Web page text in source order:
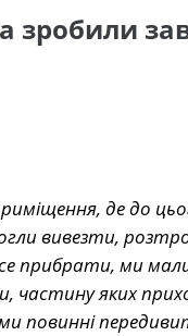
зробили
де до
вивезти,
прибрати, ми
частину яких
повинні